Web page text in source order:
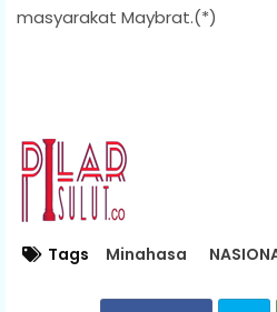
masyarakat Maybrat.(*)
Tags Minahasa